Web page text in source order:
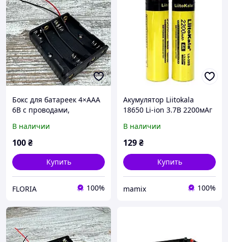
Бокс для батареек 4×AAA
6В с проводами,
для Arduino, DIY,
электронных модулей
В наличии
100₴
Купить
FLORIA 100%
Акумулятор Liitokala
18650 Li-ion 3.7В 2200мАг
В наличии
129₴
Купить
mamix 100%